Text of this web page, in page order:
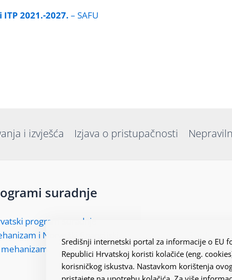
2021.-2027. – SAFU
i izvješća Izjava o pristupačnosti
suradnje
program suradnje
i Norveški financijski
mehanizam
Središnji internetski portal za informacije o EU
Republici Hrvatskoj koristi kolačiće (eng.
korisničkog iskustva. Nastavkom korištenja